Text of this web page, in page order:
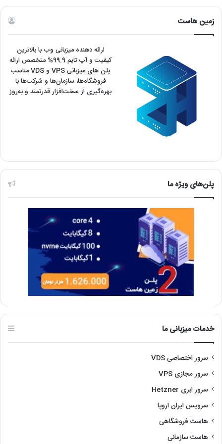
زمین هاست
ارائه دهنده میزبانی وب با بالاترین
کیفیت و آپ تایم 99.9% متخصص ارائه
پلن های میزبانی VPS و VDS مناسب
فروشگاه‌ها، سازمان‌ها و شرکت‌ها با
بهره‌گیری از سخت‌افزار قدرتمند و به‌روز
پلن‌های ویژه ما
خدمات میزبانی ما
سرور اختصاصی VDS
سرور مجازی VPS
سرور ابری Hetzner
سرویس ایران اروپا
هاست فروشگاهی
هاست سازمانی